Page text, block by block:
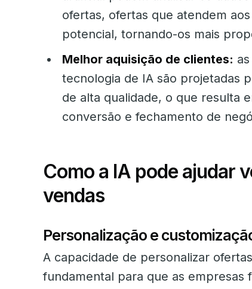
ofertas, ofertas que atendem
potencial, tornando-os mais
Melhor aquisição de clientes:
tecnologia de IA são projetadas
de alta qualidade, o que resulta
conversão e fechamento de
Como a IA pode ajudar
vendas
Personalização e
A capacidade de personalizar
fundamental para que as empresas